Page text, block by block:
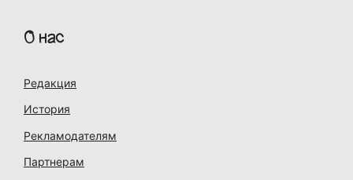
О нас
Редакция
История
Рекламодателям
Партнерам